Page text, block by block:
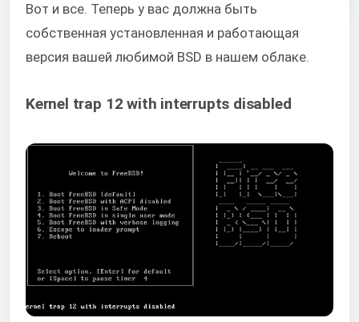
Вот и все. Теперь у вас должна быть
собственная установленная и работающая
версия вашей любимой BSD в нашем облаке.
Kernel trap 12 with interrupts disabled